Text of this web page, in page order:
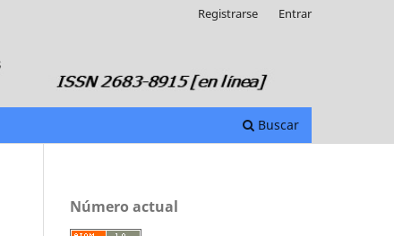
Buscar
Registrarse Entrar
Número actual